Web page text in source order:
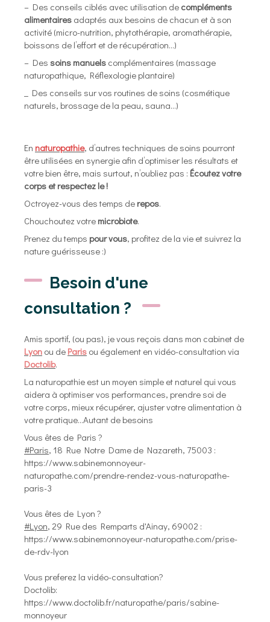
– Des conseils ciblés avec utilisation de compléments
alimentaires adaptés aux besoins de chacun et à son
activité (micro-nutrition, phytothérapie, aromathérapie,
boissons de l’effort et de récupération…)
– Des soins manuels complémentaires (massage
naturopathique, Réflexologie plantaire)
_ Des conseils sur vos routines de soins (cosmétique
naturels, brossage de la peau, sauna…)
En naturopathie, d’autres techniques de soins pourront
être utilisées en synergie afin d’optimiser les résultats et
votre bien être, mais surtout, n’oubliez pas : Écoutez votre
corps et respectez le !
Octroyez-vous des temps de repos.
Chouchoutez votre microbiote.
Prenez du temps pour vous, profitez de la vie et suivrez la
nature guérisseuse :)
Besoin d'une
consultation ?
Amis sportif, (ou pas), je vous reçois dans mon cabinet de
Lyon ou de Paris ou également en vidéo-consultation via
Doctolib.
La naturopathie est un moyen simple et naturel qui vous
aidera à optimiser vos performances, prendre soi de
votre corps, mieux récupérer, ajuster votre alimentation à
votre pratique...Autant de besoins
Vous êtes de Paris ?
#Paris, 18 Rue Notre Dame de Nazareth, 75003 :
https://www.sabinemonnoyeur-
naturopathe.com/prendre-rendez-vous-naturopathe-
paris-3
Vous êtes de Lyon ?
#Lyon, 29 Rue des Remparts d'Ainay, 69002 :
https://www.sabinemonnoyeur-naturopathe.com/prise-
de-rdv-lyon
Vous preferez la vidéo-consultation?
Doctolib:
https://www.doctolib.fr/naturopathe/paris/sabine-
monnoyeur